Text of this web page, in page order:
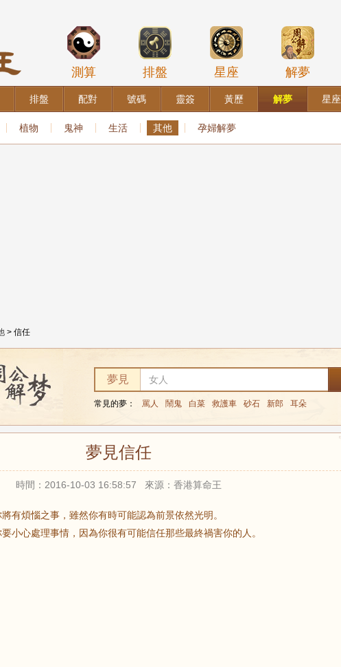
測算 排盤 星座 解夢
排盤 配對 號碼 靈簽 黃歷 解夢 星座
植物 鬼神 生活 其他 孕婦解夢
> 信任
夢見
常見的夢： 罵人 鬧鬼 白菜 救護車 砂石 新郎 耳朵
夢見信任
時間：2016-10-03 16:58:57 來源：香港算命王
有煩惱之事，雖然你有時可能認為前景依然光明。
小心處理事情，因為你很有可能信任那些最終禍害你的人。